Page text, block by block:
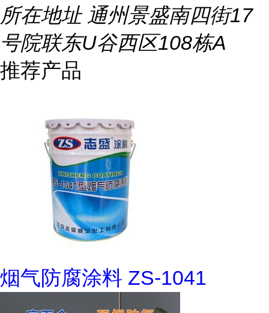
所在地址通州景盛南四街17
号院联东U谷西区108栋A
推荐产品
烟气防腐涂料 ZS-1041